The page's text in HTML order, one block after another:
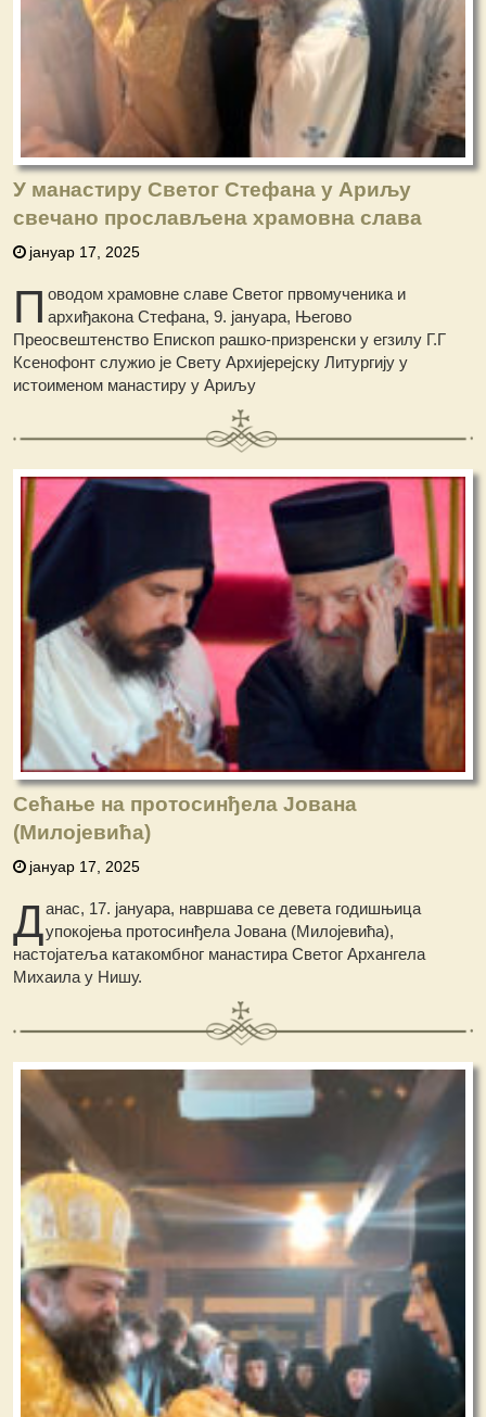
У манастиру Светог Стефана у Ариљу
свечано прослављена храмовна слава
јануар 17, 2025
П оводом храмовне славе Светог првомученика и
архиђакона Стефана, 9. јануара, Његово
Преосвештенство Епископ рашко-призренски у егзилу Г.Г
Ксенофонт служио је Свету Архијерејску Литургију у
истоименом манастиру у Ариљу
Сећање на протосинђела Јована
(Милојевића)
јануар 17, 2025
Данас, 17. јануара, навршава се девета годишњица
упокојења протосинђела Јована (Милојевића),
настојатеља катакомбног манастира Светог Архангела
Михаила у Нишу.